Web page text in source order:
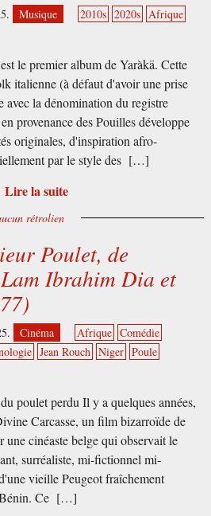
Musique 2010s 2020s Afrique
le premier album de Yaràkä. Cette
italienne (à défaut d'avoir une prise
avec la dénomination du registre
provenance des Pouilles développe
originales, d'inspiration afro-
par le style des […]
Lire la suite
rétrolien
Poulet, de
Ibrahim Dia et
Cinéma Afrique Comédie
Jean Rouch Niger Poule
poulet perdu Il y a quelques années,
Carcasse, un film bizarroïde de
une cinéaste belge qui observait le
surréaliste, mi-fictionnel mi-
vieille Peugeot fraîchement
Bénin. Ce […]